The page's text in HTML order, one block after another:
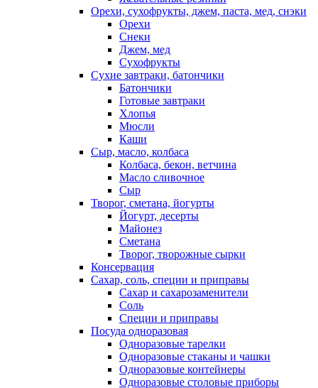
Орехи, сухофрукты, джем, паста, мед, снэки
Орехи
Снеки
Джем, мед
Сухофрукты
Сухие завтраки, батончики
Батончики
Готовые завтраки
Хлопья
Мюсли
Каши
Сыр, масло, колбаса
Колбаса, бекон, ветчина
Масло сливочное
Сыр
Творог, сметана, йогурты
Йогурт, десерты
Майонез
Сметана
Творог, творожные сырки
Консервация
Сахар, соль, специи и приправы
Сахар и сахарозаменители
Соль
Специи и приправы
Посуда одноразовая
Одноразовые тарелки
Одноразовые стаканы и чашки
Одноразовые контейнеры
Одноразовые столовые приборы